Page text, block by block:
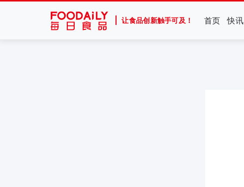
让食品创新触手可及！ 首页 快讯